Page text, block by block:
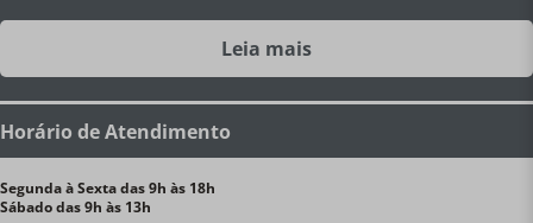
Leia mais
Horário de Atendimento
Segunda à Sexta das 9h às 18h
Sábado das 9h às 13h